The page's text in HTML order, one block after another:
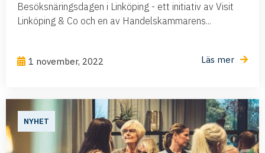
Besöksnäringsdagen i Linköping - ett initiativ av Visit
Linköping & Co och en av Handelskammarens...
1 november, 2022 Läs mer
NYHET